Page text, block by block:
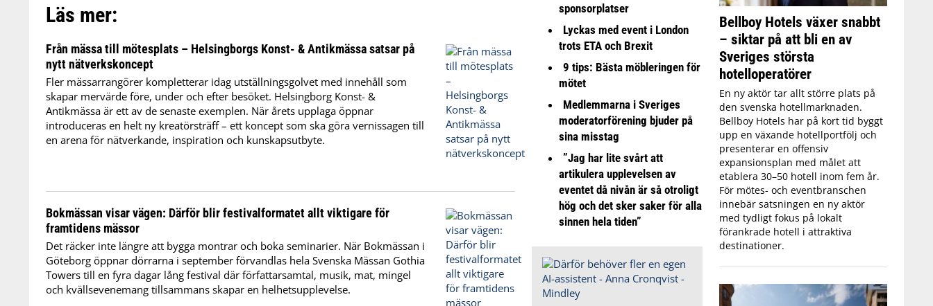
Läs mer:
Från mässa till mötesplats – Helsingborgs Konst- & Antikmässa satsar på
nytt nätverkskoncept
Fler mässarrangörer kompletterar idag utställningsgolvet med innehåll som
skapar mervärde före, under och efter besöket. Helsingborg Konst- &
Antikmässa är ett av de senaste exemplen. När årets upplaga öppnar
introduceras en helt ny kreatörsträff – ett koncept som ska göra vernissagen till
en arena för nätverkande, inspiration och kunskapsutbyte.
Bokmässan visar vägen: Därför blir festivalformatet allt viktigare för
framtidens mässor
Det räcker inte längre att bygga montrar och boka seminarier. När Bokmässan i
Göteborg öppnar dörrarna i september förvandlas hela Svenska Mässan Gothia
Towers till en fyra dagar lång festival där författarsamtal, musik, mat, mingel
och kvällsevenemang tillsammans skapar en helhetsupplevelse.
sponsorplatser
Lyckas med event i London
trots ETA och Brexit
9 tips: Bästa möbleringen för
mötet
Medlemmarna i Sveriges
moderatorförening bjuder på
sina misstag
”Jag har lite svårt att
artikulera upplevelsen av
eventet då nivån är så otroligt
hög och det sker saker för alla
sinnen hela tiden”
Bellboy Hotels växer snabbt
– siktar på att bli en av
Sveriges största
hotelloperatörer
En ny aktör tar allt större plats på
den svenska hotellmarknaden.
Bellboy Hotels har på kort tid byggt
upp en växande hotellportfölj och
presenterar en offensiv
expansionsplan med målet att
etablera 30–50 hotell inom fem år.
För mötes- och eventbranschen
innebär satsningen en ny aktör
med tydligt fokus på lokalt
förankrade hotell i attraktiva
destinationer.